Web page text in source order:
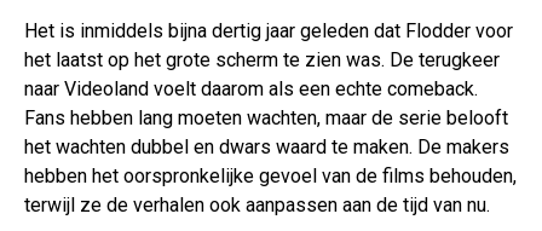
Het is inmiddels bijna dertig jaar geleden dat Flodder voor
het laatst op het grote scherm te zien was. De terugkeer
naar Videoland voelt daarom als een echte comeback.
Fans hebben lang moeten wachten, maar de serie belooft
het wachten dubbel en dwars waard te maken. De makers
hebben het oorspronkelijke gevoel van de films behouden,
terwijl ze de verhalen ook aanpassen aan de tijd van nu.